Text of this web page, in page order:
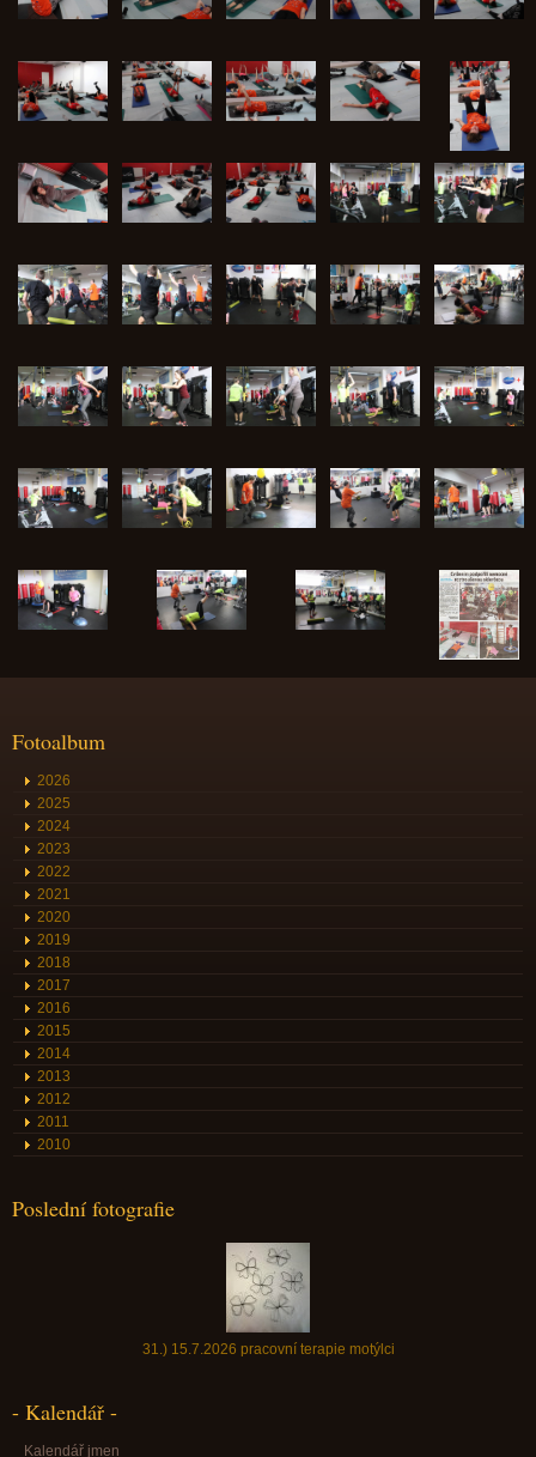
Fotoalbum
2026
2025
2024
2023
2022
2021
2020
2019
2018
2017
2016
2015
2014
2013
2012
2011
2010
Poslední fotografie
31.) 15.7.2026 pracovní terapie motýlci
- Kalendář -
Kalendář jmen